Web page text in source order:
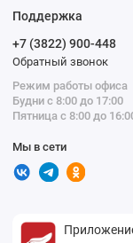
Поддержка
+7 (3822) 900-448
Обратный звонок
Режим работы офиса
Будни с 8:00 до 17:00
Пятница с 8:00 до
Мы в сети